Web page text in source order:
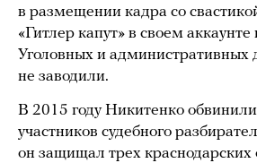
в размещении кадра со
«Гитлер капут» в своем аккаунте
Уголовных и административных
не заводили.
В 2015 году Никитенко
участников судебного
он защищал трех краснодарских